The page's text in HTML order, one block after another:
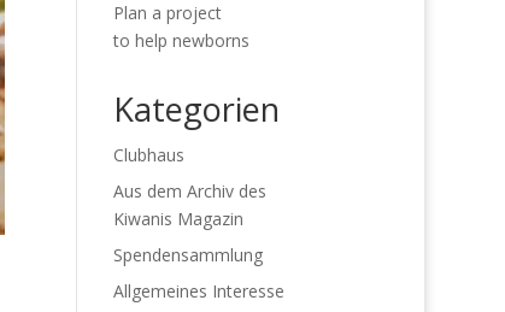
Plan a project
to help newborns
Kategorien
Clubhaus
Aus dem Archiv des
Kiwanis Magazin
Spendensammlung
Allgemeines Interesse